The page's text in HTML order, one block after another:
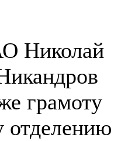
Николай
грамоту